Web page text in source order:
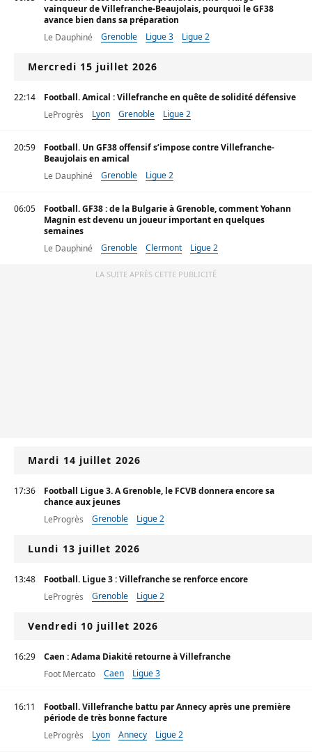
vainqueur de Villefranche-Beaujolais, pourquoi le GF38
avance bien dans sa préparation
Le Dauphiné
Grenoble Ligue 3 Ligue 2
Mercredi 15 juillet 2026
22:14
Football. Amical : Villefranche en quête de solidité défensive
LeProgrès
Lyon Grenoble Ligue 2
20:59
Football. Un GF38 offensif s’impose contre Villefranche-
Beaujolais en amical
Le Dauphiné
Grenoble Ligue 2
06:05
Football. GF38 : de la Bulgarie à Grenoble, comment Yohann
Magnin est devenu un joueur important en quelques
semaines
Le Dauphiné
Grenoble Clermont Ligue 2
LA SUITE APRÈS CETTE PUBLICITÉ
Mardi 14 juillet 2026
17:36
Football Ligue 3. A Grenoble, le FCVB donnera encore sa
chance aux jeunes
LeProgrès
Grenoble Ligue 2
Lundi 13 juillet 2026
13:48
Football. Ligue 3 : Villefranche se renforce encore
LeProgrès
Grenoble Ligue 2
Vendredi 10 juillet 2026
16:29
Caen : Adama Diakité retourne à Villefranche
Foot Mercato
Caen Ligue 3
16:11
Football. Villefranche battu par Annecy après une première
période de très bonne facture
LeProgrès
Lyon Annecy Ligue 2